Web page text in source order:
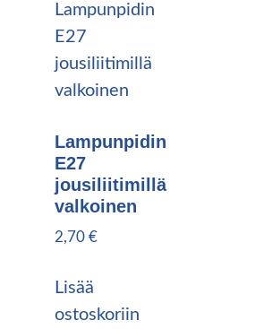
Lampunpidin
E27
jousiliitimillä
valkoinen
2,70 €
Lisää
ostoskoriin